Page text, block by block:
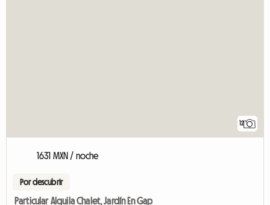
12
1631 MXN / noche
Por descubrir
Particular Alquila Chalet, Jardín En Gap